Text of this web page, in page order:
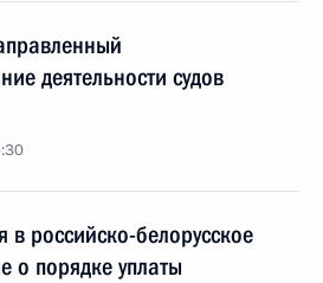
деятельности судов
российско-белорусское
о порядке уплаты